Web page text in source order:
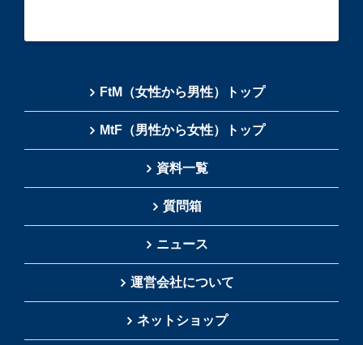
FtM（女性から男性）トップ
MtF（男性から女性）トップ
資料一覧
質問箱
ニュース
運営会社について
ネットショップ